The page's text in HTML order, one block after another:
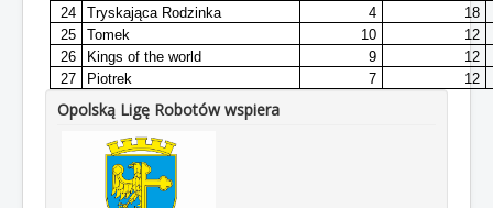
24
Tryskająca Rodzinka 4
18
25
Tomek 10
12
26
Kings of the world 9
12
27
Piotrek 7 12
Opolską Ligę Robotów wspiera